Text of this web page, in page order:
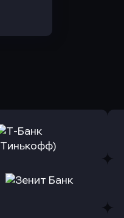
Оправить заявку